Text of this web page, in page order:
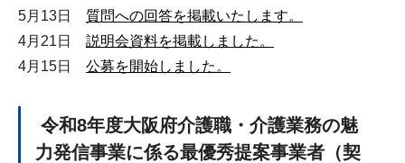
5月13日 質問への回答を掲載いたします。
4月21日 説明会資料を掲載しました。
4月15日 公募を開始しました。
令和8年度大阪府介護職・介護業務の魅
力発信事業に係る最優秀提案事業者（契